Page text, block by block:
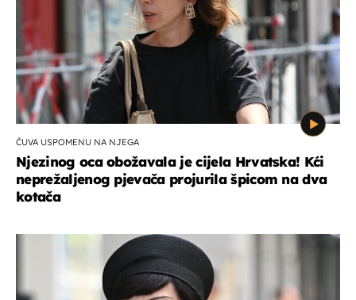
ČUVA USPOMENU NA NJEGA
Njezinog oca obožavala je cijela Hrvatska! Kći
neprežaljenog pjevača projurila špicom na dva
kotača